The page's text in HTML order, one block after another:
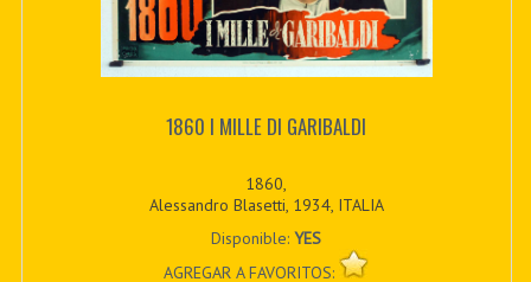
1860 I MILLE DI GARIBALDI
1860,
Alessandro Blasetti, 1934, ITALIA
Disponible:YES
AGREGAR A FAVORITOS: